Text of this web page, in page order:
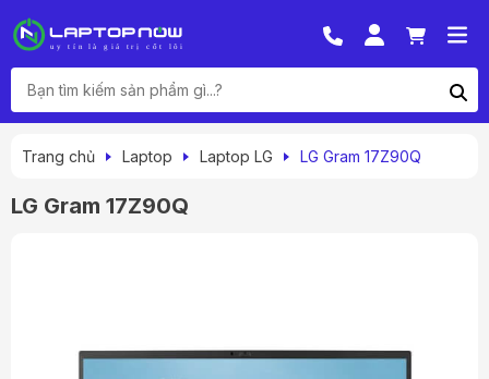
Trang chủ Laptop Laptop LG LG Gram 17Z90Q
LG Gram 17Z90Q